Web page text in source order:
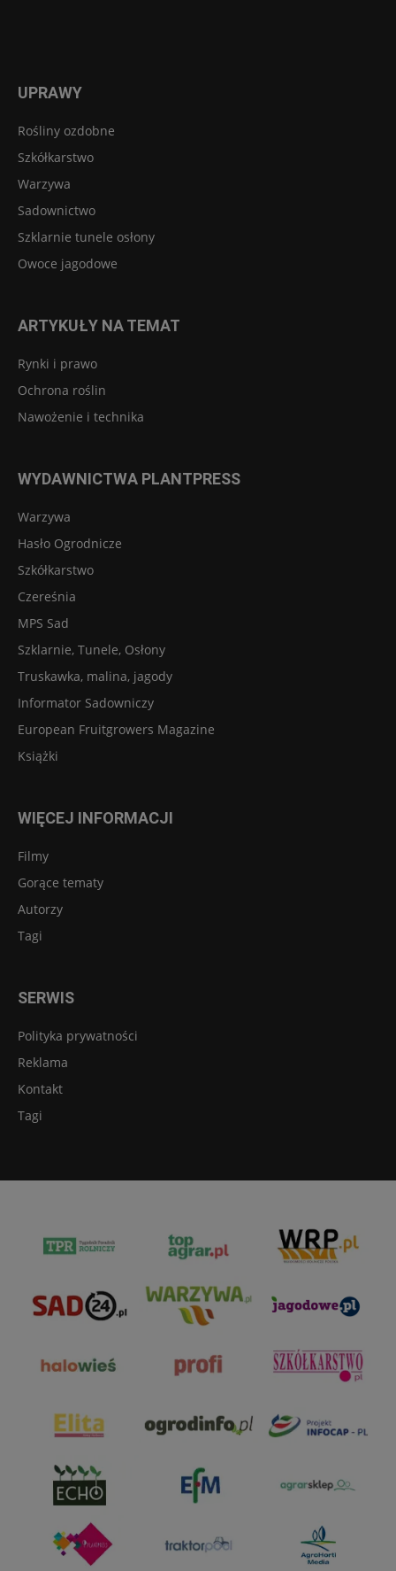
UPRAWY
Rośliny ozdobne
Szkółkarstwo
Warzywa
Sadownictwo
Szklarnie tunele osłony
Owoce jagodowe
ARTYKUŁY NA TEMAT
Rynki i prawo
Ochrona roślin
Nawożenie i technika
WYDAWNICTWA PLANTPRESS
Warzywa
Hasło Ogrodnicze
Szkółkarstwo
Czereśnia
MPS Sad
Szklarnie, Tunele, Osłony
Truskawka, malina, jagody
Informator Sadowniczy
European Fruitgrowers Magazine
Książki
WIĘCEJ INFORMACJI
Filmy
Gorące tematy
Autorzy
Tagi
SERWIS
Polityka prywatności
Reklama
Kontakt
Tagi